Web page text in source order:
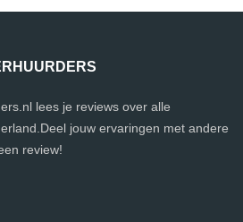
lees je reviews over alle
jouw ervaringen met andere
review!